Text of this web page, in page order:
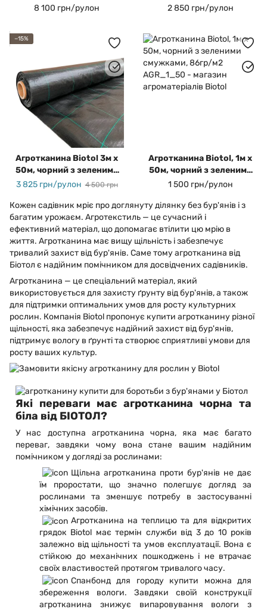
смужками, 86гр/м2
8 100 грн/рулон
смужками, 86гр/м2
2 850 грн/рулон
−15%
Агротканина Biotol 3м х
50м, чорний з зеленими
смужками, 86 гр/м2
3 825 грн/рулон 4 500 грн
Агротканина Biotol, 1м х
50м, чорний з зеленими
смужками, 86гр/м2
1 500 грн/рулон
Кожен садівник мріє про доглянуту ділянку без бур'янів і з
багатим урожаєм. Агротекстиль — це сучасний і
ефективний матеріал, що допомагає втілити цю мрію в
життя. Агротканина має вищу щільність і забезпечує
тривалий захист від бур'янів. Саме тому агротканина від
Біотол є надійним помічником для досвідчених садівників.
Агротканина — це спеціальний матеріал, який
використовується для захисту ґрунту від бур'янів, а також
для підтримки оптимальних умов для росту культурних
рослин. Компанія Biotol пропонує купити агротканину різної
щільності, яка забезпечує надійний захист від бур'янів,
підтримує вологу в ґрунті та створює сприятливі умови для
росту ваших культур.
Які переваги має агротканина чорна та
біла від БІОТОЛ?
У нас доступна агротканина чорна, яка має багато
переваг, завдяки чому вона стане вашим надійним
помічником у догляді за рослинами:
Щільна агротканина проти бур'янів не дає
їм проростати, що значно полегшує догляд за
рослинами та зменшує потребу в застосуванні
хімічних засобів.
Агротканина на теплицю та для відкритих
грядок Biotol має термін служби від 3 до 10 років
залежно від щільності та умов експлуатації. Вона є
стійкою до механічних пошкоджень і не втрачає
своїх властивостей протягом тривалого часу.
Спанбонд для городу купити можна для
збереження вологи. Завдяки своїй конструкції
агротканина знижує випаровування вологи з